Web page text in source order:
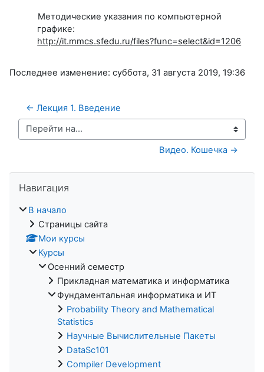
Методические указания по компьютерной
графике:
http://it.mmcs.sfedu.ru/files?func=select&id=1206
Последнее изменение: суббота, 31 августа 2019, 19:36
← Лекция 1. Введение
Перейти на...
Видео. Кошечка →
Навигация
В начало
Страницы сайта
Мои курсы
Курсы
Осенний семестр
Прикладная математика и информатика
Фундаментальная информатика и ИТ
Probability Theory and Mathematical
Statistics
Научные Вычислительные Пакеты
DataSc101
Compiler Development